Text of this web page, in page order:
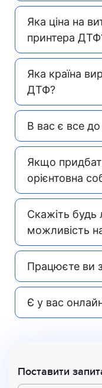
Яка ціна на
принтера
Яка країна
ДТФ?
В вас є все
Якщо
орієнтовна
Скажіть будь
можливість
Працюєте ви
Є у вас
Поставити